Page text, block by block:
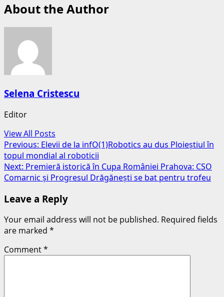
About the Author
Selena Cristescu
Editor
View All Posts
Post
navigation
Previous: Elevii de la infO(1)Robotics au dus Ploieștiul în
topul mondial al roboticii
Next: Premieră istorică în Cupa României Prahova: CSO
Comarnic și Progresul Drăgănești se bat pentru trofeu
Leave a Reply
Your email address will not be published. Required fields
are marked *
Comment*